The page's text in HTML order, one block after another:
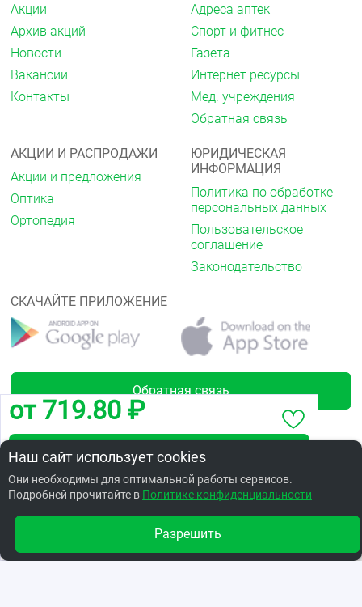
от 719.80 ₽
Забронировать по адресу Завертяева,23/4
Заказать в интернет аптеке по цене: 766.17 ₽
Другие аптеки
Акции
Архив акций
Новости
Вакансии
Контакты
Адреса аптек
Спорт и фитнес
Газета
Интернет ресурсы
Мед. учреждения
Обратная связь
АКЦИИ И РАСПРОДАЖИ
Акции и предложения
Оптика
Ортопедия
ЮРИДИЧЕСКАЯ
ИНФОРМАЦИЯ
Политика по обработке
персональных данных
Пользовательское
соглашение
Законодательство
СКАЧАЙТЕ ПРИЛОЖЕНИЕ
Обратная связь
Лицензии
Наш сайт использует cookies
Они необходимы для оптимальной работы сервисов.
Подробней прочитайте в Политике конфиденциальности
Разрешить